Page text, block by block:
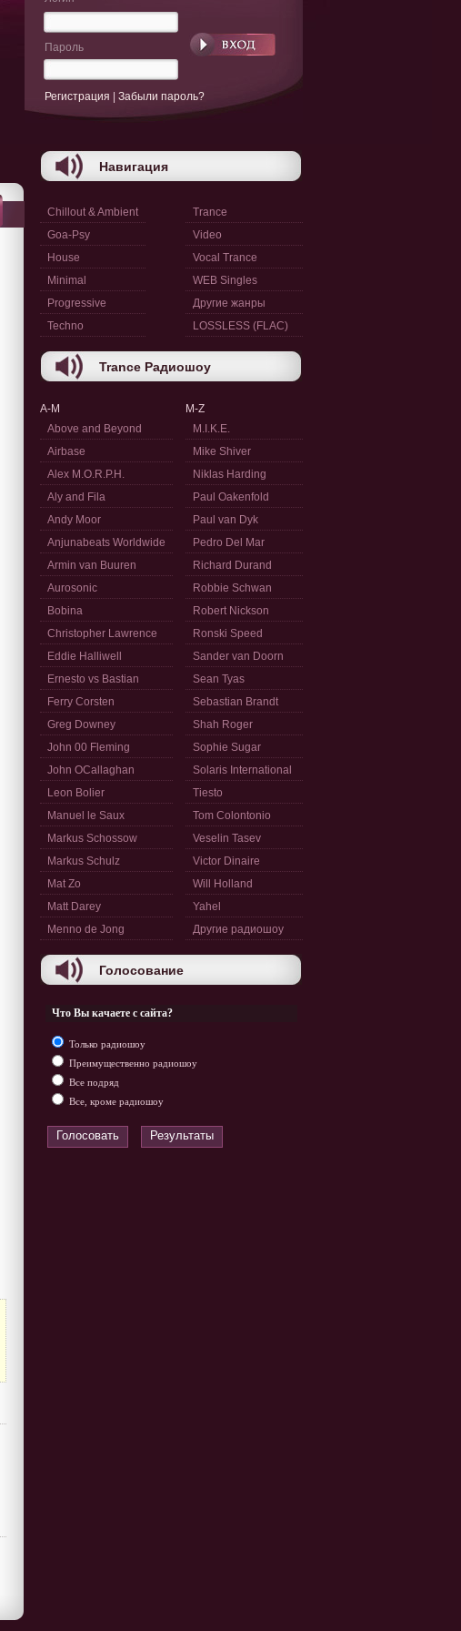
Пароль
Регистрация Забыли пароль?
Навигация
Chillout & Ambient
Goa-Psy
House
Minimal
Progressive
Techno
Trance
Video
Vocal Trance
WEB Singles
Другие жанры
LOSSLESS (FLAC)
Trance Радиошоу
A-M
Above and Beyond
Airbase
Alex M.O.R.P.H.
Aly and Fila
Andy Moor
Anjunabeats Worldwide
Armin van Buuren
Aurosonic
Bobina
Christopher Lawrence
Eddie Halliwell
Ernesto vs Bastian
Ferry Corsten
Greg Downey
John 00 Fleming
John OCallaghan
Leon Bolier
Manuel le Saux
Markus Schossow
Markus Schulz
Mat Zo
Matt Darey
Menno de Jong
M-Z
M.I.K.E.
Mike Shiver
Niklas Harding
Paul Oakenfold
Paul van Dyk
Pedro Del Mar
Richard Durand
Robbie Schwan
Robert Nickson
Ronski Speed
Sander van Doorn
Sean Tyas
Sebastian Brandt
Shah Roger
Sophie Sugar
Solaris International
Tiesto
Tom Colontonio
Veselin Tasev
Victor Dinaire
Will Holland
Yahel
Другие радиошоу
Голосование
Что Вы качаете с сайта?
Только радиошоу
Преимущественно радиошоу
Все подряд
Все, кроме радиошоу
Голосовать Результаты